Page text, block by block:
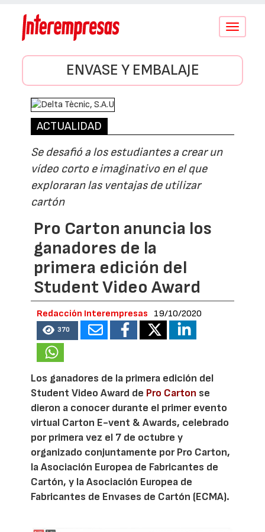
Conmutar
ENVASE Y EMBALAJE
ACTUALIDAD
Se desafió a los estudiantes a crear un
vídeo corto e imaginativo en el que
exploraran las ventajas de utilizar
cartón
Pro Carton anuncia los
ganadores de la
primera edición del
Student Video Award
Redacción Interempresas 19/10/2020
370
Los ganadores de la primera edición del
Student Video Award de Pro Carton se
dieron a conocer durante el primer evento
virtual Carton E-vent & Awards, celebrado
por primera vez el 7 de octubre y
organizado conjuntamente por Pro Carton,
la Asociación Europea de Fabricantes de
Cartón, y la Asociación Europea de
Fabricantes de Envases de Cartón (ECMA).